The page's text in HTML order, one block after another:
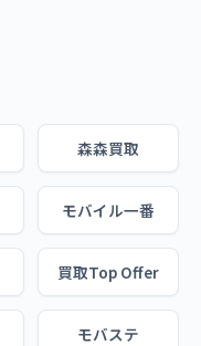
森森買取
モバイル一番
買取Top Offer
モバステ